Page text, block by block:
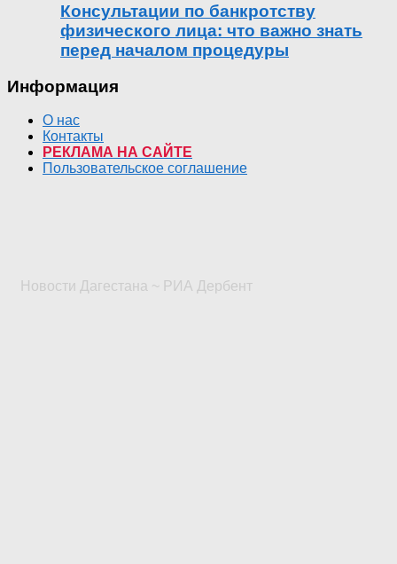
Консультации по банкротству
физического лица: что важно знать
перед началом процедуры
Информация
О нас
Контакты
РЕКЛАМА НА САЙТЕ
Пользовательское соглашение
Новости Дагестана ~ РИА Дербент